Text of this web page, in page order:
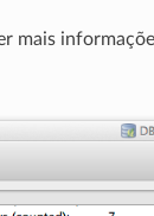
mais